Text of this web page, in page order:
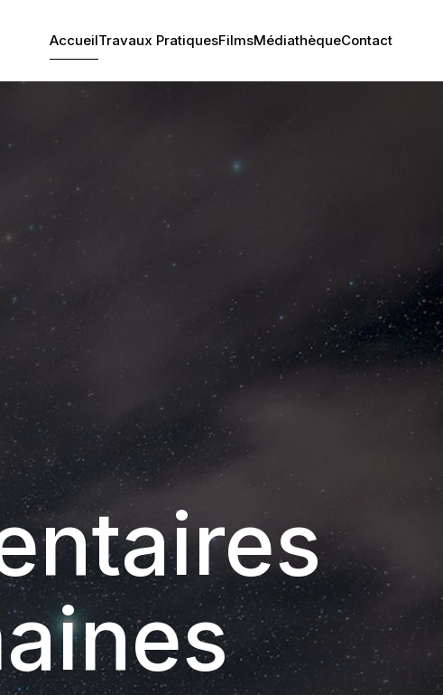
AccueilTravaux PratiquesFilmsMédiathèqueContact